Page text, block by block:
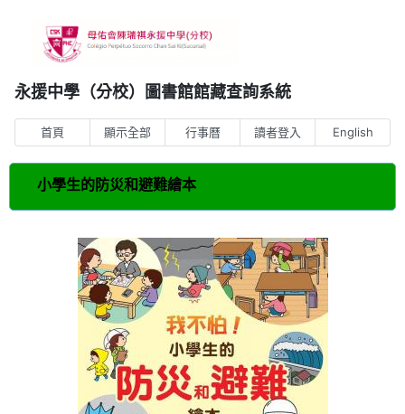
永援中學（分校）圖書館館藏查詢系統
首頁 顯示全部 行事曆 讀者登入 English
小學生的防災和避難繪本